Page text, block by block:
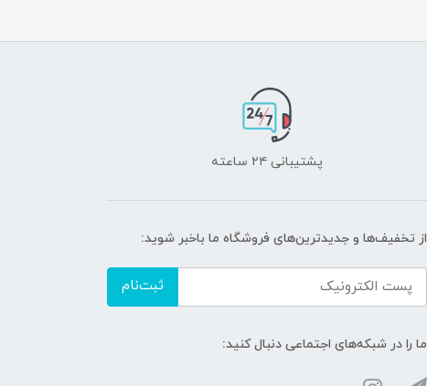
پشتیبانی ۲۴ ساعته
از تخفیف‌ها و جدیدترین‌های فروشگاه ما باخبر شوید:
ثبت‌نام
ما را در شبکه‌های اجتماعی دنبال کنید: